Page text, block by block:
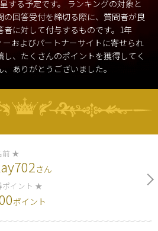
ランキング
する予定です。 ランキングの対象と
回答受付を締切る際に、質問者が良
者に対して付与するものです。1年
ーおよびパートナーサイトに寄せられ
、たくさんのポイントを獲得してく
ありがとうございました。
さん
ポイント